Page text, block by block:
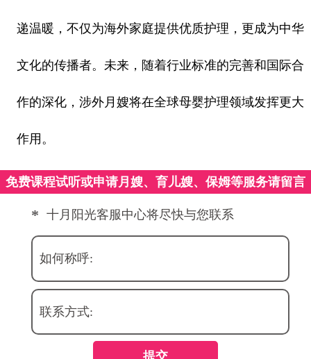
递温暖，不仅为海外家庭提供优质护理，更成为中华
文化的传播者。未来，随着行业标准的完善和国际合
作的深化，涉外月嫂将在全球母婴护理领域发挥更大
作用。
免费课程试听或申请月嫂、育儿嫂、保姆等服务请留言
* 十月阳光客服中心将尽快与您联系
如何称呼:
联系方式: